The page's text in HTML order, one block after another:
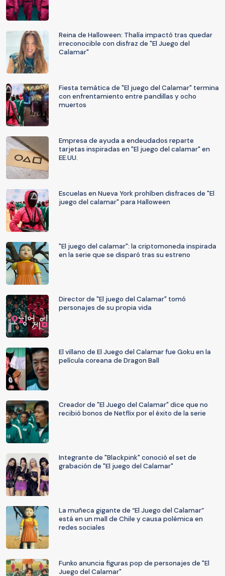
Reina de Halloween: Thalía impactó tras quedar
irreconocible con disfraz de "El Juego del
Calamar"
Fiesta temática de "El juego del Calamar" termina
con enfrentamiento entre pandillas y ocho
muertos
Empresa de ayuda a endeudados reparte
tarjetas inspiradas en "El juego del calamar" en
EE.UU.
Escuelas en Nueva York prohíben disfraces de "El
juego del calamar" para Halloween
"El juego del calamar": la criptomoneda inspirada
en la serie que se disparó tras su estreno
Director de "El juego del Calamar" tomó
personajes de su propia vida
El villano de El Juego del Calamar fue Goku en la
película coreana de Dragon Ball
Creador de "El Juego del Calamar" dice que no
recibió bonos de Netflix por el éxito de la serie
Integrante de "Blackpink" conoció el set de
grabación de "El juego del Calamar"
La muñeca gigante de “El Juego del Calamar”
está en un mall de Chile y causa polémica en
redes sociales
Funko anuncia figuras pop de personajes de "El
Juego del Calamar"